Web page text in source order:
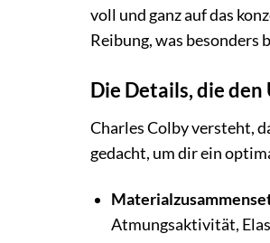
voll und ganz auf das
Reibung, was
Die Details, die
Charles Colby versteht,
gedacht, um dir ein
Atmungsaktivität,